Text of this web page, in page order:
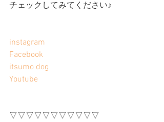
チェックしてみてください♪
instagram
Facebook
itsumo dog
Youtube
▽▽▽▽▽▽▽▽▽▽▽